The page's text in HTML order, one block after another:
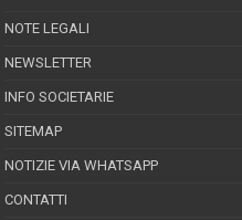
NOTE LEGALI
NEWSLETTER
INFO SOCIETARIE
SITEMAP
NOTIZIE VIA WHATSAPP
CONTATTI